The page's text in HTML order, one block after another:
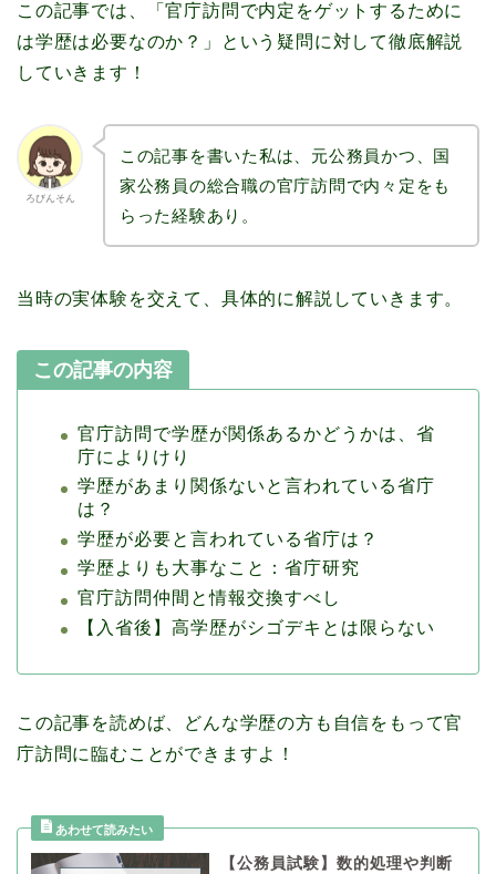
この記事では、「官庁訪問で内定をゲットするために
は学歴は必要なのか？」という疑問に対して徹底解説
していきます！
ろびんそん
この記事を書いた私は、元公務員かつ、国
家公務員の総合職の官庁訪問で内々定をも
らった経験あり。
当時の実体験を交えて、具体的に解説していきます。
この記事の内容
官庁訪問で学歴が関係あるかどうかは、省
庁によりけり
学歴があまり関係ないと言われている省庁
は？
学歴が必要と言われている省庁は？
学歴よりも大事なこと：省庁研究
官庁訪問仲間と情報交換すべし
【入省後】高学歴がシゴデキとは限らない
この記事を読めば、どんな学歴の方も自信をもって官
庁訪問に臨むことができますよ！
【公務員試験】数的処理や判断